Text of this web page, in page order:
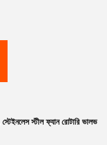
স্টেইনলেস স্টীল ফ্যান রোটারি ভালভ